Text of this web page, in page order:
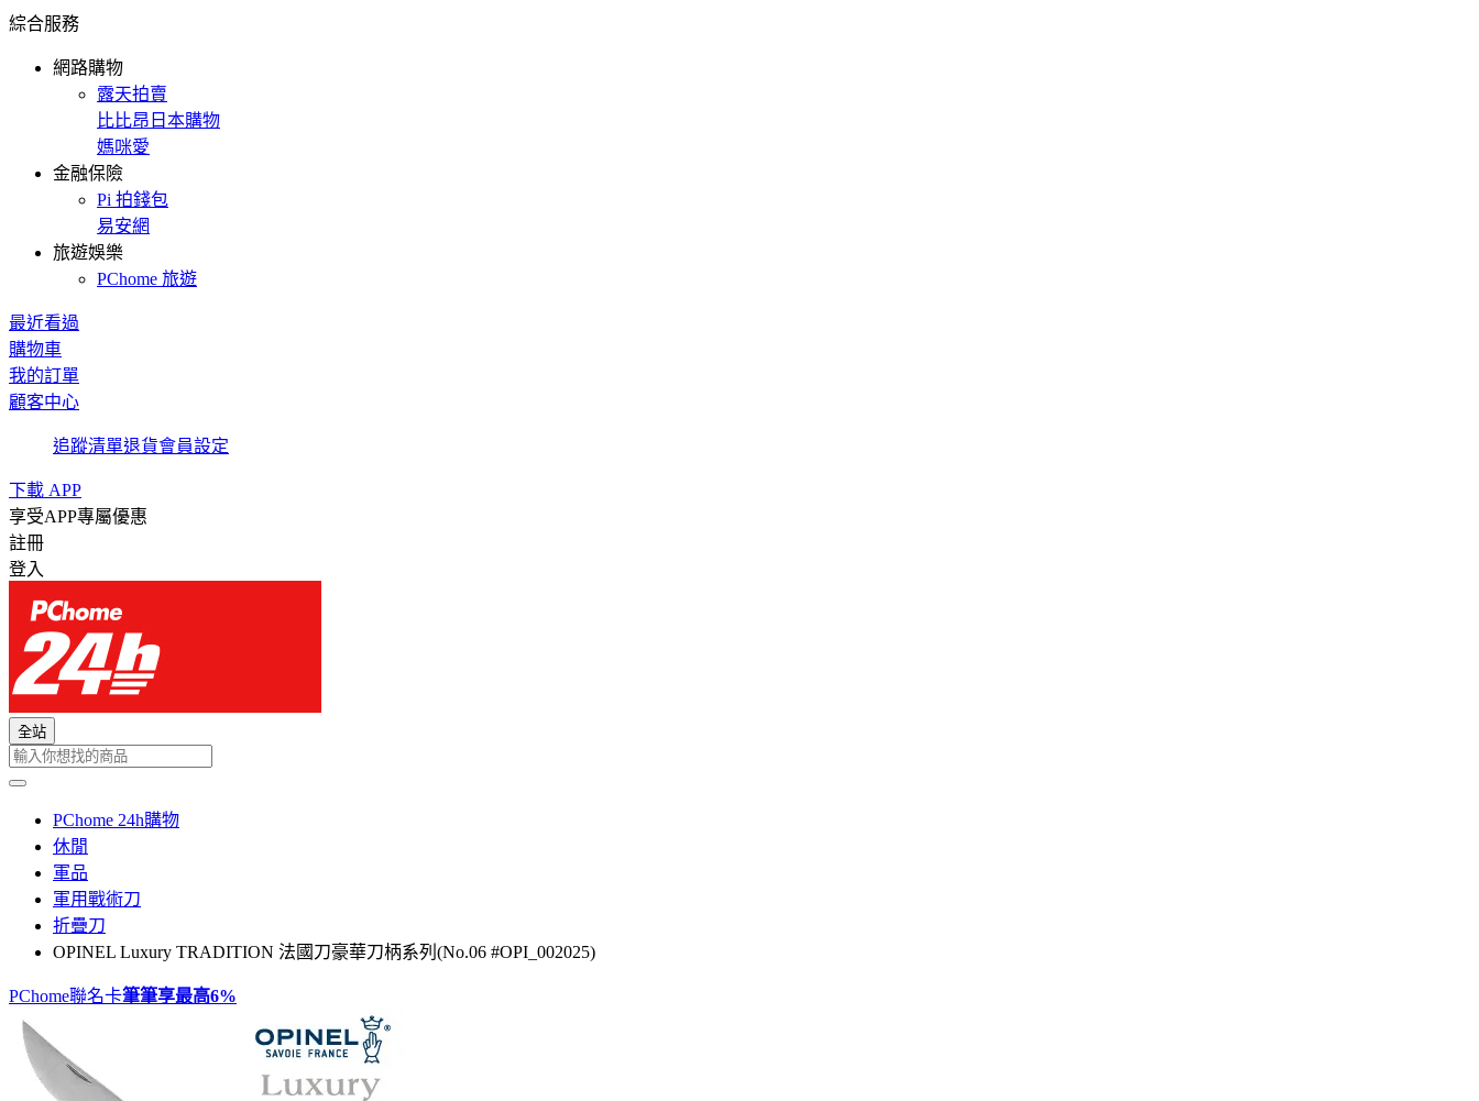
綜合服務
網路購物
露天拍賣
比比昂日本購物
媽咪愛
金融保險
Pi 拍錢包
易安網
旅遊娛樂
PChome 旅遊
最近看過
購物車
我的訂單
顧客中心
追蹤清單退貨會員設定
下載 APP
享受APP專屬優惠
註冊
登入
全站
PChome 24h購物
休閒
軍品
軍用戰術刀
折疊刀
OPINEL Luxury TRADITION 法國刀豪華刀柄系列(No.06 #OPI_002025)
PChome聯名卡筆筆享最高6%